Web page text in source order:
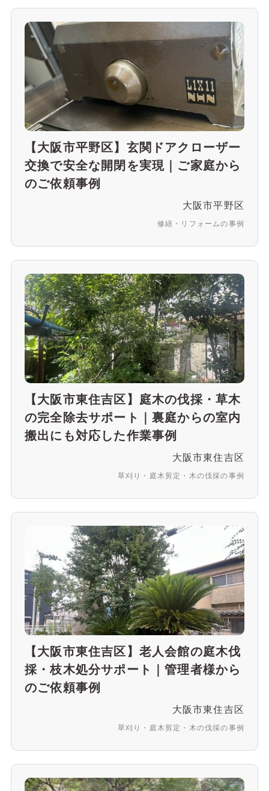
【大阪市平野区】玄関ドアクローザー
交換で安全な開閉を実現｜ご家庭から
のご依頼事例
大阪市平野区
修繕・リフォームの事例
【大阪市東住吉区】庭木の伐採・草木
の完全除去サポート｜裏庭からの室内
搬出にも対応した作業事例
大阪市東住吉区
草刈り・庭木剪定・木の伐採の事例
【大阪市東住吉区】老人会館の庭木伐
採・枝木処分サポート｜管理者様から
のご依頼事例
大阪市東住吉区
草刈り・庭木剪定・木の伐採の事例